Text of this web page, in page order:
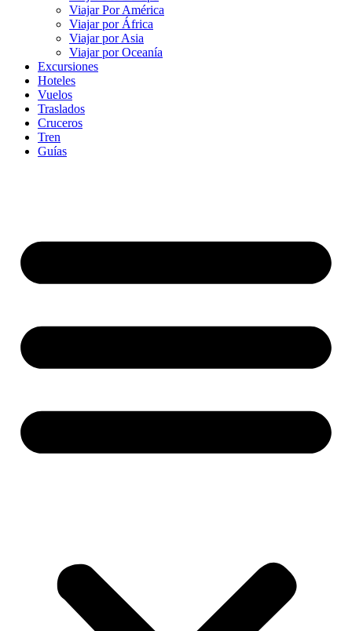
Viajar Por América
Viajar por África
Viajar por Asia
Viajar por Oceanía
Excursiones
Hoteles
Vuelos
Traslados
Cruceros
Tren
Guías